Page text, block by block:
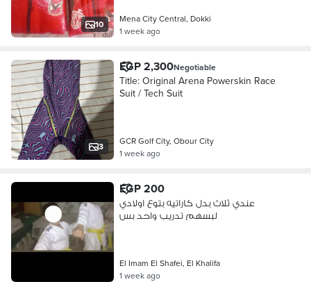
10
Mena City Central, Dokki
1 week ago
3
EGP 2,300Negotiable
Title: Original Arena Powerskin Race
Suit / Tech Suit
GCR Golf City, Obour City
1 week ago
EGP 200
عندي ثلاث بدل كاراتيه بتوع اولادي
لبسهم تدريب واحد بس
El Imam El Shafei, El Khalifa
1 week ago